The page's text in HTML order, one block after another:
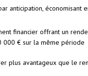
anticipation, économisant
financier offrant un
€ sur la même période
plus avantageux que le